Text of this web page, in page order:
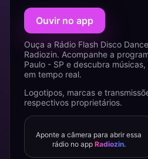
Ouvir no app
Ouça a Rádio Flash Disco
Radiozin. Acompanhe a
Paulo - SP e descubra
em tempo real.
Logotipos, marcas e
respectivos proprietários.
Aponte a câmera para abrir essa
rádio no app Radiozin.